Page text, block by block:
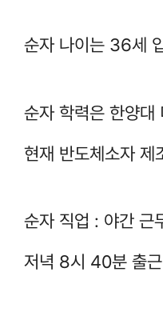
순자 나이는 36세
순자 학력은 한양대
현재 반도체소자 제
순자 직업 : 야간 근
저녁 8시 40분 출